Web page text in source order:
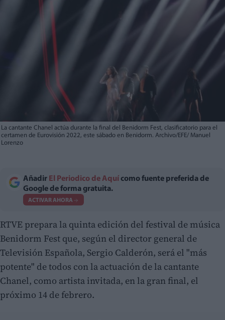
La cantante Chanel actúa durante la final del Benidorm Fest, clasificatorio para el
certamen de Eurovisión 2022, este sábado en Benidorm. Archivo/EFE/ Manuel
Lorenzo
Añadir El Periodico de Aquí como fuente preferida de
Google de forma gratuita.
ACTIVAR AHORA
RTVE prepara la quinta edición del festival de música
Benidorm Fest que, según el director general de
Televisión Española, Sergio Calderón, será el "más
potente" de todos con la actuación de la cantante
Chanel, como artista invitada, en la gran final, el
próximo 14 de febrero.